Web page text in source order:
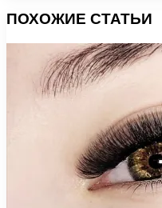
ПОХОЖИЕ СТАТЬИ